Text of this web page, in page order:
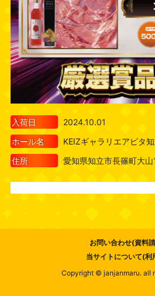
入荷日
2024.10.01
ホール名
KEIZギャラリエアピタ
住所
愛知県知立市長篠町大山
お問い合わせ(資料
当サイトについて(利
Copyright © janjanmaru. all